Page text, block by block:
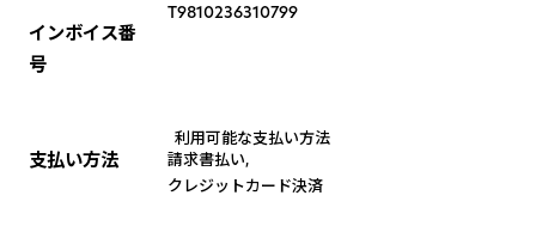
インボイス番
号
T9810236310799
支払い方法
利用可能な支払い方法
請求書払い,
クレジットカード決済